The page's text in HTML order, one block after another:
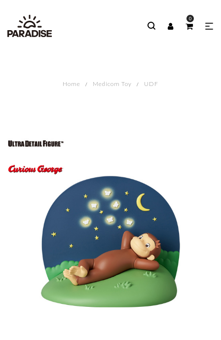
0
Home Medicom Toy UDF